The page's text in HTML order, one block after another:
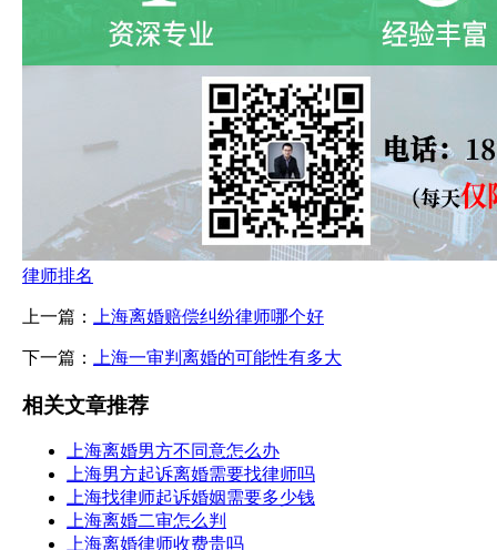
律师排名
上一篇： 上海离婚赔偿纠纷律师哪个好
下一篇： 上海一审判离婚的可能性有多大
相关文章推荐
上海离婚男方不同意怎么办
上海男方起诉离婚需要找律师吗
上海找律师起诉婚姻需要多少钱
上海离婚二审怎么判
上海离婚律师收费贵吗